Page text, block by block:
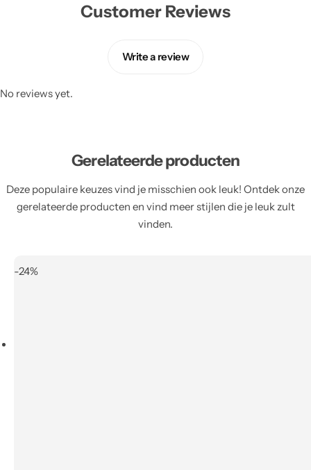
Customer Reviews
Write a review
No reviews yet.
Gerelateerde producten
Deze populaire keuzes vind je misschien ook leuk! Ontdek onze
gerelateerde producten en vind meer stijlen die je leuk zult
vinden.
-24%